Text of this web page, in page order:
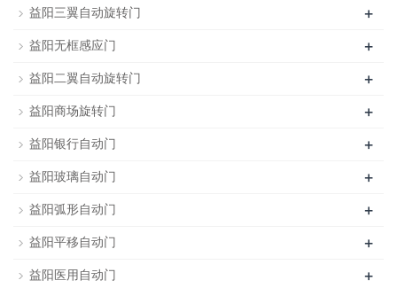
益阳三翼自动旋转门 +
益阳无框感应门 +
益阳二翼自动旋转门 +
益阳商场旋转门 +
益阳银行自动门 +
益阳玻璃自动门 +
益阳弧形自动门 +
益阳平移自动门 +
益阳医用自动门 +